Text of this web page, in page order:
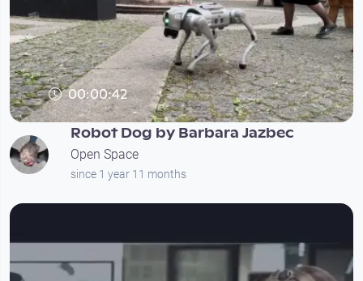
00:00:42
Robot Dog by Barbara Jazbec
Open Space
since 1 year 11 months